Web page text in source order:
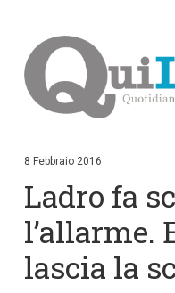
i
i
t
e
n
8 Febbraio 2016
Ladro fa
l’allarme.
lascia la